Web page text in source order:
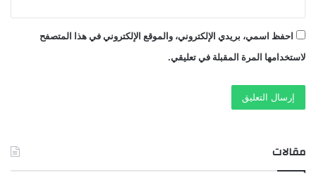
احفظ اسمي، بريدي الإلكتروني، والموقع الإلكتروني في هذا المتصفح
لاستخدامها المرة المقبلة في تعليقي.
مقالات